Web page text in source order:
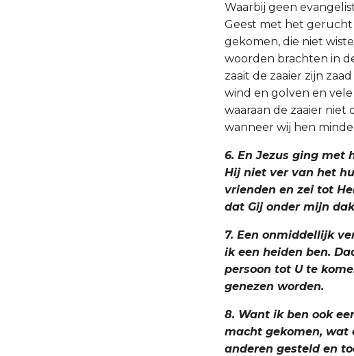
Waarbij geen
Geest met het gerucht
gekomen, die niet
woorden brachten in
zaait de zaaier zijn
wind en golven en
waaraan de zaaier
wanneer wij hen
6. En Jezus ging met
Hij niet ver van het
vrienden en zei tot
dat Gij onder mijn
7. Een onmiddellijk
ik een heiden ben.
persoon tot U te
genezen worden.
8. Want ik ben ook
macht gekomen, wat
anderen gesteld en